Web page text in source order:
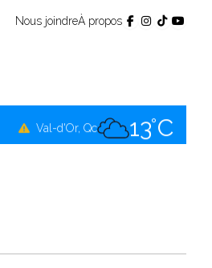
Nous joindreÀ propos
Val-d'Or, Qc 13°C